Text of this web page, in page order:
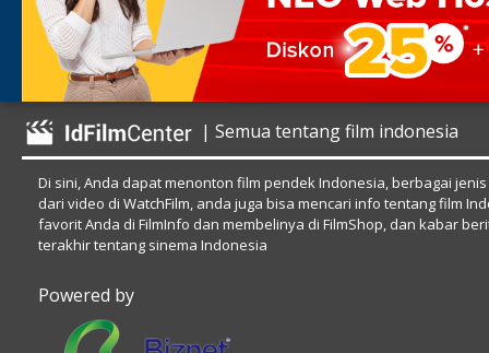
| Semua tentang film indonesia
Di sini, Anda dapat menonton film pendek Indonesia, berbagai
dari video di WatchFilm, anda juga bisa mencari info tentang film
favorit Anda di FilmInfo dan membelinya di FilmShop, dan kabar
terakhir tentang sinema Indonesia
Powered by